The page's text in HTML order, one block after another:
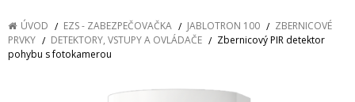
ÚVOD EZS - ZABEZPEČOVAČKA JABLOTRON 100
ZBERNICOVÉ
PRVKY
DETEKTORY, VSTUPY A OVLÁDAČE
Zbernicový PIR detektor
pohybu s fotokamerou